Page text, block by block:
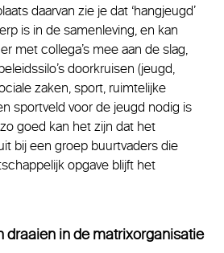
daarvan zie je dat ‘hangjeugd’
is in de samenleving, en kan
met collega’s mee aan de slag,
doorkruisen (jeugd,
zaken, sport, ruimtelijke
sportveld voor de jeugd nodig is
goed kan het zijn dat het
bij een groep buurtvaders die
opgave blijft het
draaien in de matrixorganisatie